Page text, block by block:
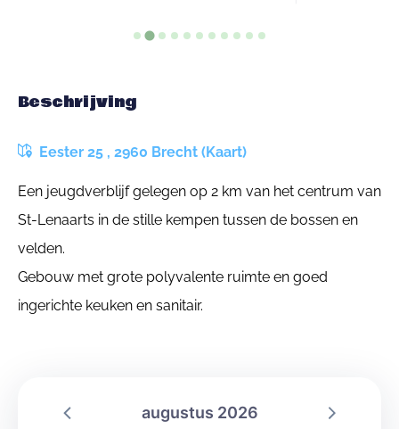
Beschrijving
Eester 25 , 2960 Brecht (Kaart)
Een jeugdverblijf gelegen op 2 km van het centrum van
St-Lenaarts in de stille kempen tussen de bossen en
velden.
Gebouw met grote polyvalente ruimte en goed
ingerichte keuken en sanitair.
augustus 2026